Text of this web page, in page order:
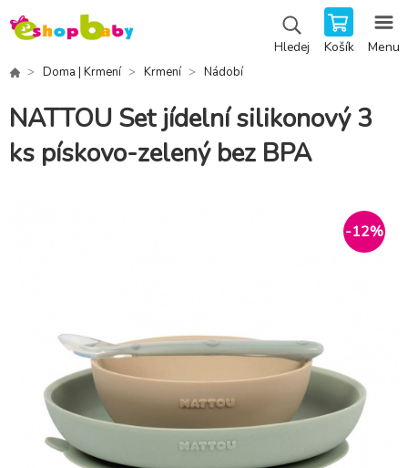
Hledej Košík Menu
Doma | Krmení Krmení Nádobí
NATTOU Set jídelní silikonový 3
ks pískovo-zelený bez BPA
-12%